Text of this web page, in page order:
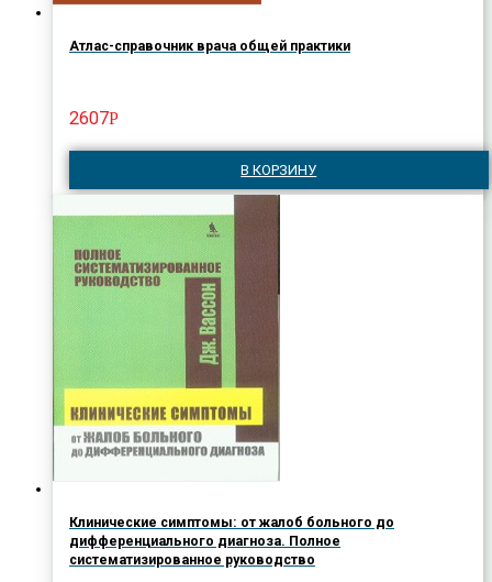
Атлас-справочник врача общей практики
2607Р
В КОРЗИНУ
Клинические симптомы: от жалоб больного до
дифференциального диагноза. Полное
систематизированное руководство